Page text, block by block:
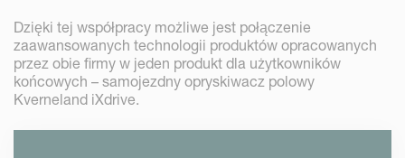
Dzięki tej współpracy możliwe jest połączenie
zaawansowanych technologii produktów opracowanych
przez obie firmy w jeden produkt dla użytkowników
końcowych – samojezdny opryskiwacz polowy
Kverneland iXdrive.